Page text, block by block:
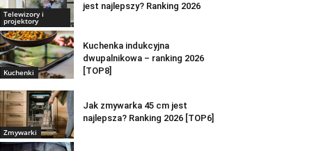
Telewizory i
projektory
jest najlepszy? Ranking 2026
Kuchenki
Kuchenka indukcyjna
dwupalnikowa – ranking 2026
[TOP8]
Zmywarki
Jak zmywarka 45 cm jest
najlepsza? Ranking 2026 [TOP6]